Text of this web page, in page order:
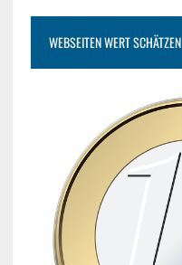
WEBSEITEN WERT SCHÄTZEN